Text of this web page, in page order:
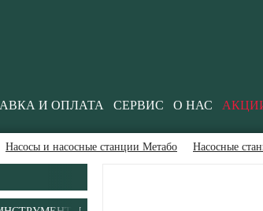
И ОПЛАТА СЕРВИС О НАС
Насосы и насосные станции Метабо Насосные